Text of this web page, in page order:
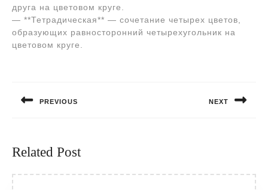
друга на цветовом круге.
— **Тетрадическая** — сочетание четырех цветов,
образующих равносторонний четырехугольник на
цветовом круге.
записям
PREVIOUS NEXT
Related Post